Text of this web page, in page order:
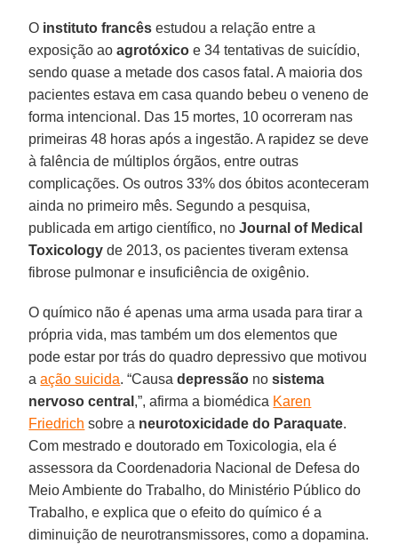
O instituto francês estudou a relação entre a
exposição aoagrotóxico e 34 tentativas de suicídio,
sendo quase a metade dos casos fatal. A maioria dos
pacientes estava em casa quando bebeu o veneno de
forma intencional. Das 15 mortes, 10 ocorreram nas
primeiras 48 horas após a ingestão. A rapidez se deve
à falência de múltiplos órgãos, entre outras
complicações. Os outros 33% dos óbitos aconteceram
ainda no primeiro mês. Segundo a pesquisa,
publicada em artigo científico, noJournal of Medical
Toxicology de 2013, os pacientes tiveram extensa
fibrose pulmonar e insuficiência de oxigênio.
O químico não é apenas uma arma usada para tirar a
própria vida, mas também um dos elementos que
pode estar por trás do quadro depressivo que motivou
aação suicida. “Causadepressão nosistema
nervoso central ,”, afirma a biomédica Karen
Friedrich sobre a neurotoxicidade do Paraquate.
Com mestrado e doutorado em Toxicologia, ela é
assessora da Coordenadoria Nacional de Defesa do
Meio Ambiente do Trabalho, do Ministério Público do
Trabalho, e explica que o efeito do químico é a
diminuição de neurotransmissores, como a dopamina.